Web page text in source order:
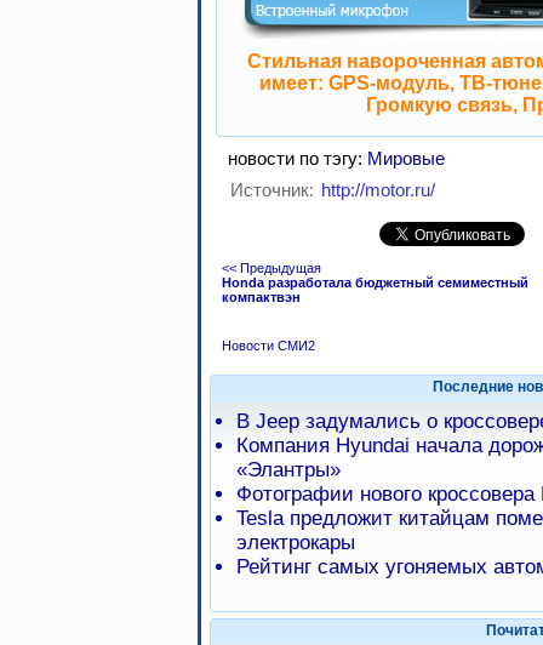
Стильная навороченная
имеет: GPS-модуль, ТВ-
Громкую связь,
новости по тэгу: Мировые
Источник: http://motor.ru/
<< Предыдущая
Honda разработала бюджетный семиместный
компактвэн
Новости СМИ2
Последние
В Jeep задумались о
Компания Hyundai начала
«Элантры»
Фотографии нового
Tesla предложит китайцам
электрокары
Рейтинг самых угоняемых